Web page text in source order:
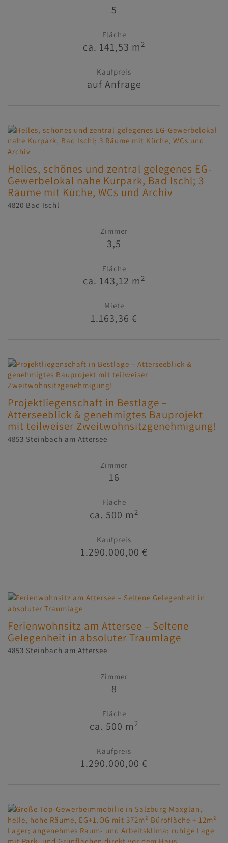
5
Fläche
ca. 141,53 m 2
Kaufpreis
auf Anfrage
Helles, schönes und zentral gelegenes EG-
Gewerbelokal nahe Kurpark, Bad Ischl; 3
Räume mit Küche, WCs und Archiv
4820 Bad Ischl
Zimmer
3,5
Fläche
ca. 143,12 m 2
Miete
1.163,36 €
Projektliegenschaft in Bestlage –
Atterseeblick & genehmigtes Bauprojekt
mit teilweiser Zweitwohnsitzgenehmigung!
4853 Steinbach am Attersee
Zimmer
16
Fläche
ca. 500 m 2
Kaufpreis
1.290.000,00 €
Ferienwohnsitz am Attersee – Seltene
Gelegenheit in absoluter Traumlage
4853 Steinbach am Attersee
Zimmer
8
Fläche
ca. 500 m 2
Kaufpreis
1.290.000,00 €